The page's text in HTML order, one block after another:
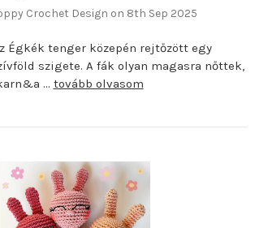
Crochet Design on 8th Sep 2025
Égkék tenger közepén rejtőzött egy
szigete. A fák olyan magasra nőttek,
… tovább olvasom